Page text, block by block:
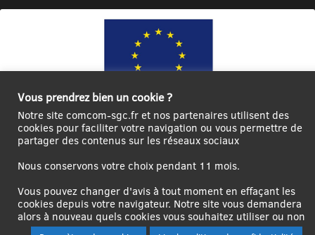
Ce site internet a été cofinancé par l’Union européenne avec le Fonds
Européen de Développement Régional à hauteur de 12 572€
déconnecter
Créer un
utilisateur
Contact
Plan
site
Vous prendrez bien un cookie ?
Notre site comcom-sgc.fr et nos partenaires utilisent des
cookies pour faciliter votre navigation ou vous permettre de
partager des contenus sur les réseaux sociaux
Nous conservons votre choix pendant 11 mois.
Vous pouvez changer d'avis à tout moment en effaçant les
cookies depuis votre navigateur. Notre site vous demandera
alors à nouveau quels cookies vous souhaitez utiliser ou non